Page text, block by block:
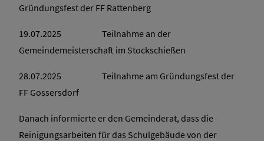
Gründungsfest der FF Rattenberg
19.07.2025 Teilnahme an der
Gemeindemeisterschaft im Stockschießen
28.07.2025 Teilnahme am Gründungsfest der
FF Gossersdorf
Danach informierte er den Gemeinderat, dass die
Reinigungsarbeiten für das Schulgebäude von der